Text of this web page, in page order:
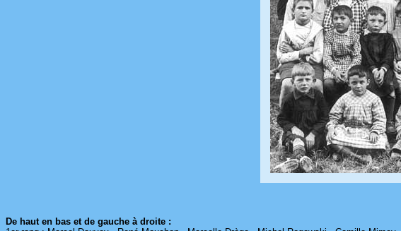
De haut en bas et de gauche à droite :